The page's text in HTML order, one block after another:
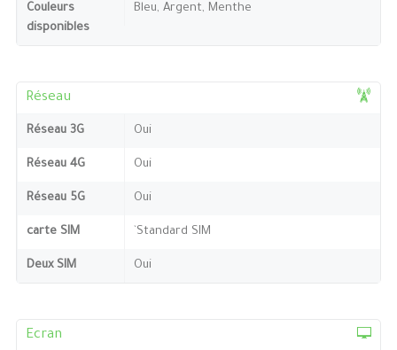
Couleurs
disponibles
Bleu, Argent, Menthe
Réseau
Réseau 3G Oui
Réseau 4G Oui
Réseau 5G Oui
carte SIM `Standard SIM
Deux SIM Oui
Ecran